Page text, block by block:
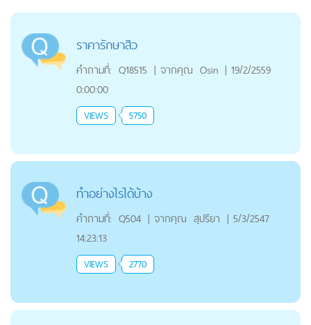
ราคารักษาสิว
คำถามที่: Q18515 | จากคุณ Osin | 19/2/2559
0:00:00
VIEWS 5750
ทำอย่างไรได้บ้าง
คำถามที่: Q504 | จากคุณ สุปรียา | 5/3/2547
14:23:13
VIEWS 2770